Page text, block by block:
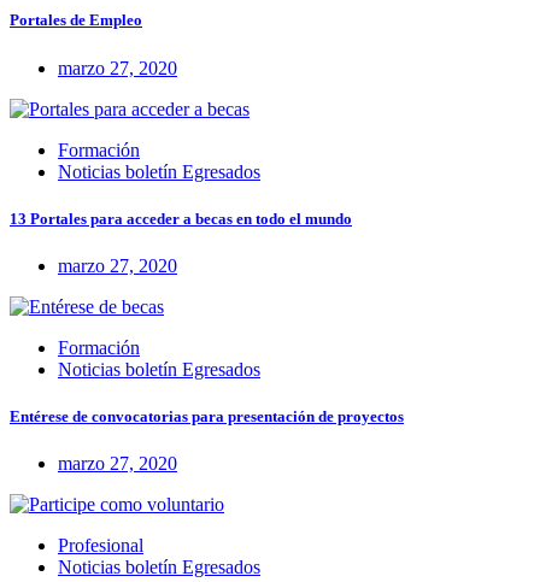
Portales de Empleo
marzo 27, 2020
Formación
Noticias boletín Egresados
13 Portales para acceder a becas en todo el mundo
marzo 27, 2020
Formación
Noticias boletín Egresados
Entérese de convocatorias para presentación de proyectos
marzo 27, 2020
Profesional
Noticias boletín Egresados